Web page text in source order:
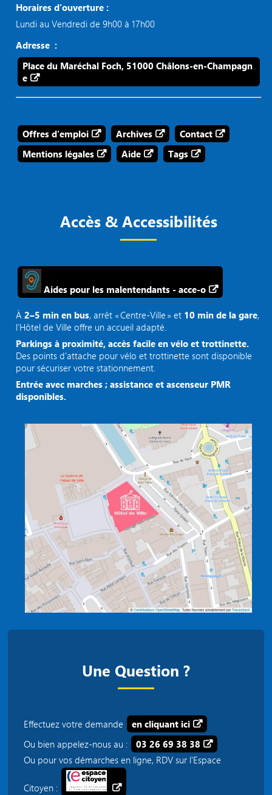
Horaires d'ouverture :
Lundi au Vendredi de 9h00 à 17h00
Adresse :
Place du Maréchal Foch, 51000 Châlons-en-Champagn
e
Offres d'emploi Archives
Contact
Mentions légales
Aide Tags
Accès & Accessibilités
Aides pour les malentendants - acce-o
À2–5 min en bus, arrêt « Centre‑Ville » et 10 min de la gare,
l’Hôtel de Ville offre un accueil adapté.
Parkings à proximité, accès facile en vélo et trottinette.
Des points d'attache pour vélo et trottinette sont disponible
pour sécuriser votre stationnement.
Entrée avec marches ; assistance et ascenseur PMR
disponibles.
Une Question ?
Effectuez votre demande
en cliquant ici
Ou bien appelez-nous au :
03 26 69 38 38
Ou pour vos démarches en ligne, RDV sur l'Espace
Citoyen :